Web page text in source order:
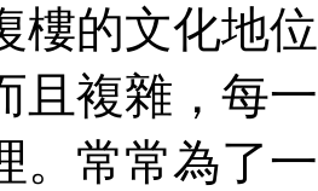
樓的文化地
且複雜，每
。常常為了